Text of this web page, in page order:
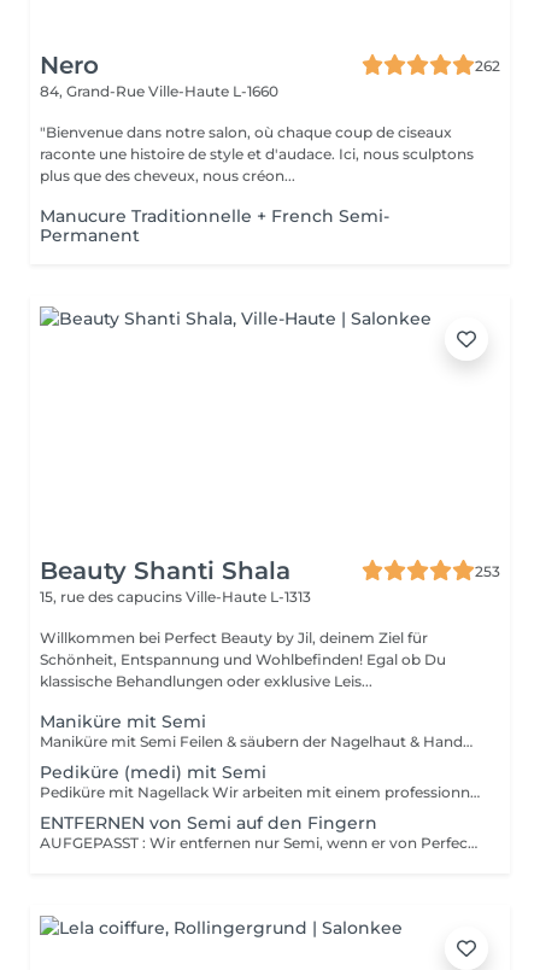
Nero
262
84, Grand-Rue Ville-Haute L-1660
"Bienvenue dans notre salon, où chaque coup de ciseaux
raconte une histoire de style et d'audace. Ici, nous sculptons
plus que des cheveux, nous créon...
Manucure Traditionnelle + French Semi-
Permanent
Beauty Shanti Shala
253
15, rue des capucins Ville-Haute L-1313
Willkommen bei Perfect Beauty by Jil, deinem Ziel für
Schönheit, Entspannung und Wohlbefinden! Egal ob Du
klassische Behandlungen oder exklusive Leis...
Maniküre mit Semi
Maniküre mit Semi Feilen & säubern der Nagelhaut & Handmassage Nagellack = ganz normaler Lack, den man selber mit Nagellackentferner abwischen kann. Hält 2-4 Tage auf Fingernägeln, 1 Monat auf Fussnägeln und muss bis zu 30min trocknen. Semi = wird unter einer LEDlampe getrocknet und sollte bei uns wieder entfernt werden (ist im Preis inbegriffen) . Hält 3 Wochen auf Fingernägeln, 4-5 Wochen auf Fussnägeln und ist direkt trocken. Kann die Nägel jedoch schädigen wenn es oft und ohne Pause gemacht wird.
Pediküre (medi) mit Semi
Pediküre mit Nagellack Wir arbeiten mit einem professionnellen Apparat der Marke RUCK, Fussbad, schneiden & feilen der Nägel, säubern der Nagelhaut, polieren der Nägel, entfernen von Hühneraugen, Hornhaut & von eingewachsenen Nägeln und Fussmassage Nagellack = ganz normaler Lack, den man selber mit Nagellackentferner abwischen kann. Hält 2-4 Tage auf Fingernägeln, 1 Monat auf Fussnägeln und muss bis zu 30min trocknen. Semi = wird unter einer LEDlampe getrocknet und sollte bei uns wieder entfernt werden (ist im Preis inbegriffen) . Hält 3 Wochen auf Fingernägeln, 4-5 Wochen auf Fussnägeln und ist direkt trocken. Kann die Nägel jedoch schädigen wenn es oft und ohne Pause gemacht wird.
ENTFERNEN von Semi auf den Fingern
AUFGEPASST : Wir entfernen nur Semi, wenn er von Perfect Beauty aufgetragen wurde und dies wird auch nicht berechnet, sondern ist im Preis vom Semi einbegriffen. Die Kunden die einen Termin buchen ohne die Politur bei uns haben lassen, werden wir leider ablehnen und der Termin wird verrechent weil Sie die Terminplan blockieren. Danke für dein Verständnis